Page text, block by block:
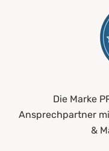
Die Marke
Ansprechpartner
&